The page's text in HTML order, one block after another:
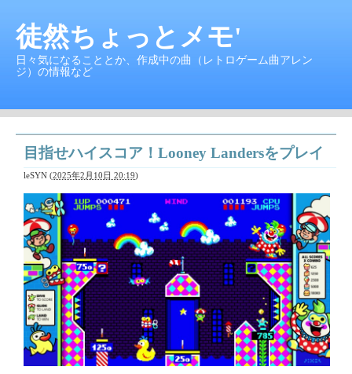
徒然ちょっとメモ'
日々気になることとか、作成中の曲（レトロゲーム曲アレン
ジ）の情報など
目指せハイスコア！Looney Landersをプレイ
leSYN (2025年2月10日 20:19)